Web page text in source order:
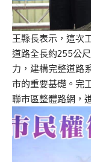
王縣長表示，這次
道路全長約255公
力，建構完整道路
市的重要基礎。完
聯市區整體路網，